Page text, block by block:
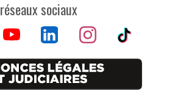
réseaux sociaux